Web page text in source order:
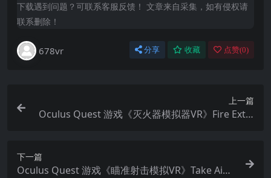
下载遇到问题？可联系客服反馈！ 文章来自采集，如有侵权请
联系删除！
678vr 分享 收藏 点赞(0)
上一篇
Oculus Quest 游戏《灭火器模拟器VR》Fire Extin
下一篇
Oculus Quest 游戏《瞄准射击模拟VR》Take Aim